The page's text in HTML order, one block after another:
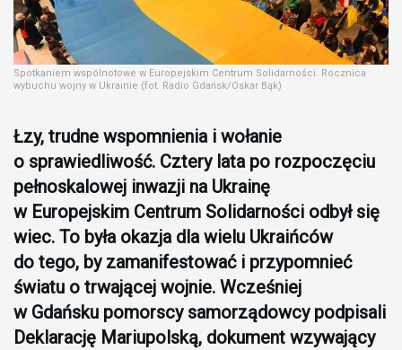
Spotkaniem wspólnotowe w Europejskim Centrum Solidarności. Rocznica
wybuchu wojny w Ukrainie (fot. Radio Gdańsk/Oskar Bąk)
Łzy, trudne wspomnienia i wołanie
o sprawiedliwość. Cztery lata po rozpoczęciu
pełnoskalowej inwazji na Ukrainę
w Europejskim Centrum Solidarności odbył się
wiec. To była okazja dla wielu Ukraińców
do tego, by zamanifestować i przypomnieć
światu o trwającej wojnie. Wcześniej
w Gdańsku pomorscy samorządowcy podpisali
Deklarację Mariupolską, dokument wzywający